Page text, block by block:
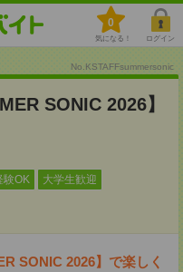
0
気になる！ ログイン
No.KSTAFFsummersonic
SONIC 2026】
験OK 大学生歓迎
SONIC 2026】で楽しく